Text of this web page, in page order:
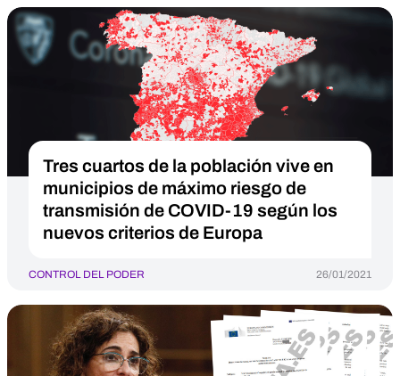
Tres cuartos de la población vive en
municipios de máximo riesgo de
transmisión de COVID-19 según los
nuevos criterios de Europa
CONTROL DEL PODER 26/01/2021